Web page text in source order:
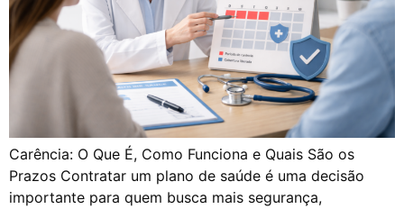
Carência: O Que É, Como Funciona e Quais São os
Prazos Contratar um plano de saúde é uma decisão
importante para quem busca mais segurança,